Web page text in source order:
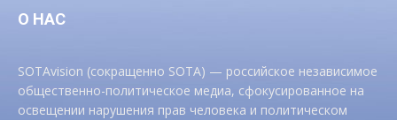
О НАС
SOTAvision (сокращенно SOTA) — российское независимое
общественно-политическое медиа, сфокусированное на
освещении нарушения прав человека и политическом